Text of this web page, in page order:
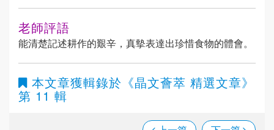
老師評語
能清楚記述耕作的艱辛，真摰表達出珍惜食物的體會。
本文章獲輯錄於 《晶文薈萃 精選文章》
第 11 輯